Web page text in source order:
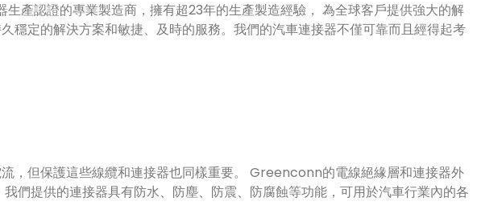
產認證的專業製造商，擁有超23年的生產製造經驗， 為全球客戶提供強大的解
穩定的解決方案和敏捷、及時的服務。我們的汽車連接器不僅可靠而且經得起考
，但保護這些線纜和連接器也同樣重要。 Greenconn的電線絕緣層和連接器外
們提供的連接器具有防水、防塵、防震、防腐蝕等功能，可用於汽車行業內的各